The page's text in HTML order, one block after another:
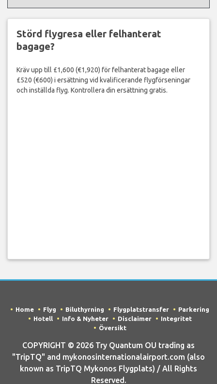
Störd flygresa eller felhanterat
bagage?
Kräv upp till £1,600 (€1,920) för felhanterat bagage eller
£520 (€600) i ersättning vid kvalificerande flygförseningar
och inställda flyg. Kontrollera din ersättning gratis.
Home Flyg Biluthyrning Flygplatstransfer
Parkering
Hotell
Info & Nyheter Disclaimer
Integritet
Översikt
COPYRIGHT © 2026 Try Quantum OU trading as
"TripTQ" and mykonosinternationalairport.com (also
known as TripTQ Mykonos Flygplats) / All Rights
Reserved.